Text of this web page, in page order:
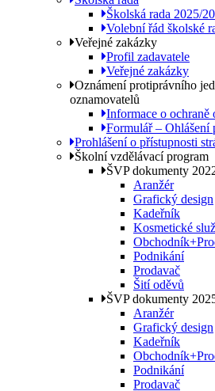
Školská rada 2025/
Volební řád školské
Veřejné zakázky
Profil zadavatele
Veřejné zakázky
Oznámení protiprávního
oznamovatelů
Informace o ochraně
Formulář – Ohlášení
Prohlášení o přístupnosti
Školní vzdělávací program
ŠVP dokumenty
Aranžér
Grafický design
Kadeřník
Kosmetické
Podnikání
Prodavač
Šití oděvů
ŠVP dokumenty
Aranžér
Grafický design
Kadeřník
Podnikání
Prodavač